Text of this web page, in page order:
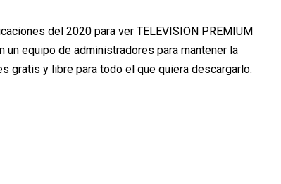
del 2020 para ver TELEVISION PREMIUM
equipo de administradores para mantener la
gratis y libre para todo el que quiera descargarlo.